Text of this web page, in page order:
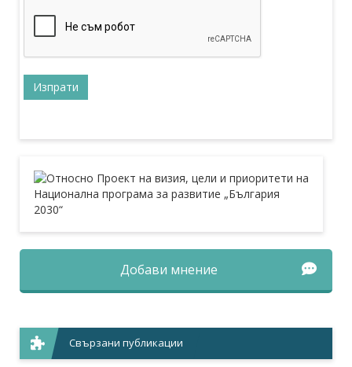
Добави мнение
Свързани публикации